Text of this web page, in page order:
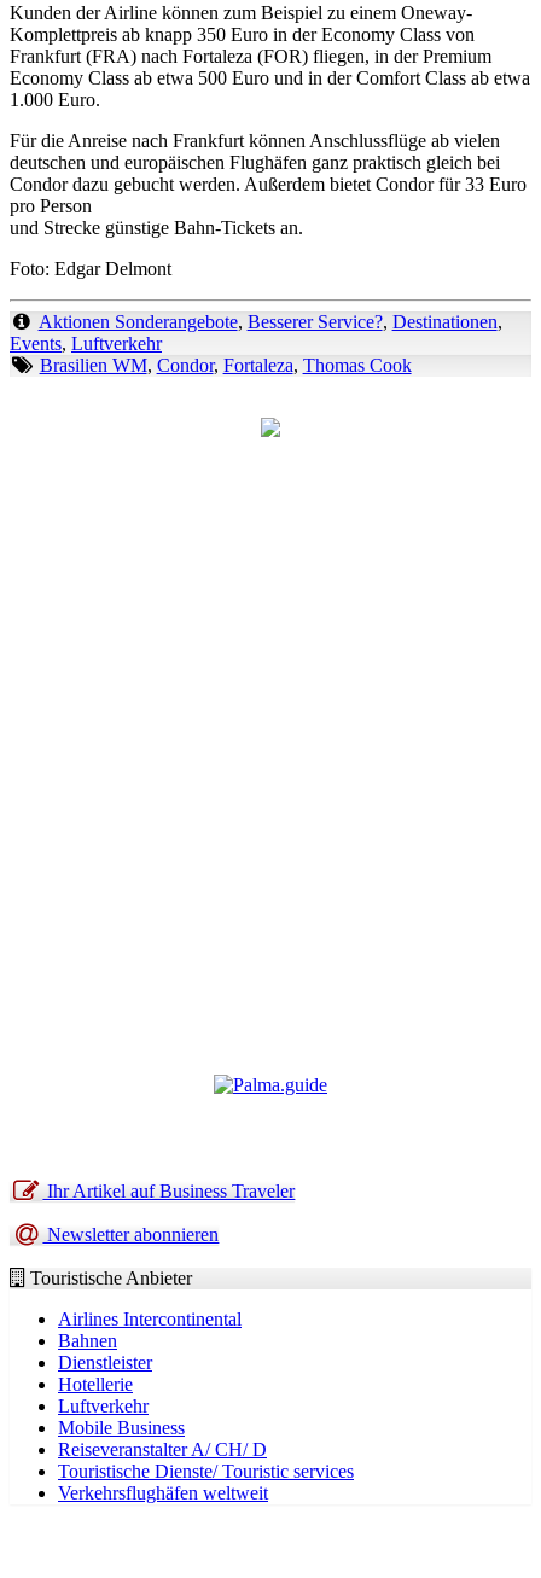
Kunden der Airline können zum Beispiel zu einem Oneway-
Komplettpreis ab knapp 350 Euro in der Economy Class von
Frankfurt (FRA) nach Fortaleza (FOR) fliegen, in der Premium
Economy Class ab etwa 500 Euro und in der Comfort Class ab etwa
1.000 Euro.
Für die Anreise nach Frankfurt können Anschlussflüge ab vielen
deutschen und europäischen Flughäfen ganz praktisch gleich bei
Condor dazu gebucht werden. Außerdem bietet Condor für 33 Euro
pro Person
und Strecke günstige Bahn-Tickets an.
Foto: Edgar Delmont
Aktionen Sonderangebote, Besserer Service?, Destinationen,
Events, Luftverkehr
Brasilien WM, Condor, Fortaleza, Thomas Cook
Ihr Artikel auf Business Traveler
Newsletter abonnieren
Touristische Anbieter
Airlines Intercontinental
Bahnen
Dienstleister
Hotellerie
Luftverkehr
Mobile Business
Reiseveranstalter A/ CH/ D
Touristische Dienste/ Touristic services
Verkehrsflughäfen weltweit